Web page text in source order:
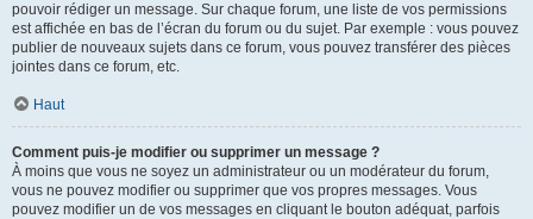
pouvoir rédiger un message. Sur chaque forum, une liste de vos permissions
est affichée en bas de l’écran du forum ou du sujet. Par exemple : vous pouvez
publier de nouveaux sujets dans ce forum, vous pouvez transférer des pièces
jointes dans ce forum, etc.
Haut
Comment puis-je modifier ou supprimer un message ?
À moins que vous ne soyez un administrateur ou un modérateur du forum,
vous ne pouvez modifier ou supprimer que vos propres messages. Vous
pouvez modifier un de vos messages en cliquant le bouton adéquat, parfois